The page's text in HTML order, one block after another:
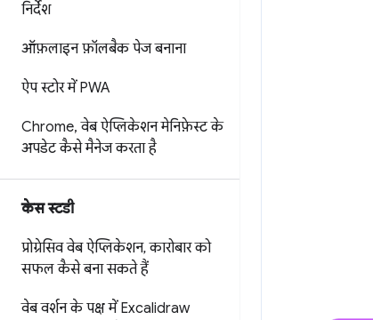
निर्देश
ऑफ़लाइन फ़ॉलबैक पेज बनाना
ऐप स्टोर में PWA
Chrome, वेब ऐप्लिकेशन मेनिफ़ेस्ट के
अपडेट कैसे मैनेज करता है
केस स्टडी
प्रोग्रेसिव वेब ऐप्लिकेशन,कारोबार को
सफल कैसे बना सकते हैं
वेब वर्शन के पक्ष में Excalidraw